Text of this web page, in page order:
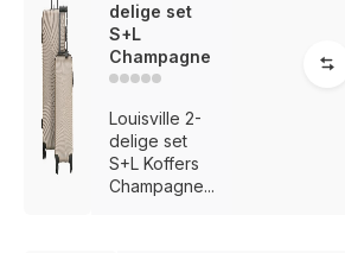
delige set
S+L
Champagne
Louisville 2-
delige set
S+L Koffers
Champagne...